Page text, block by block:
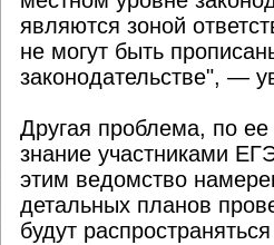
являются зоной
не могут быть
законодательстве", —
Другая проблема, по
знание участниками
этим ведомство
детальных планов
будут